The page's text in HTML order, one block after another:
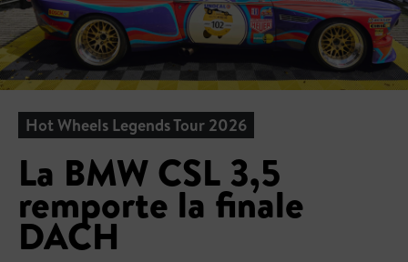
Hot Wheels Legends Tour 2026
La BMW CSL 3,5
remporte la finale
DACH